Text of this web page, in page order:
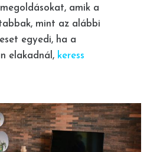
amik a
mint az alábbi
egyedi, ha a
elakadnál, keress